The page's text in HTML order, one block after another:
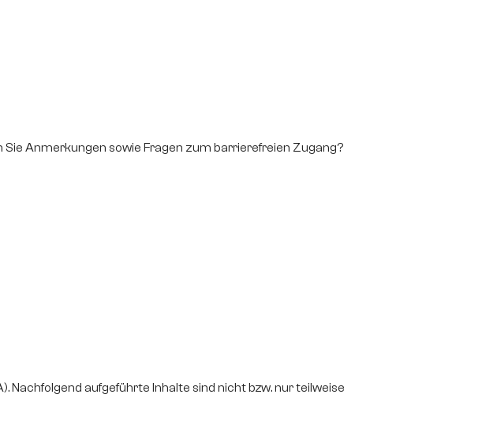
Anmerkungen sowie Fragen zum barrierefreien Zugang?
Nachfolgend aufgeführte Inhalte sind nicht bzw. nur teilweise